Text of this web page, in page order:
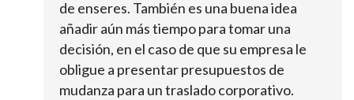
de enseres. También es una buena idea
añadir aún más tiempo para tomar una
decisión, en el caso de que su empresa le
obligue a presentar presupuestos de
mudanza para un traslado corporativo.